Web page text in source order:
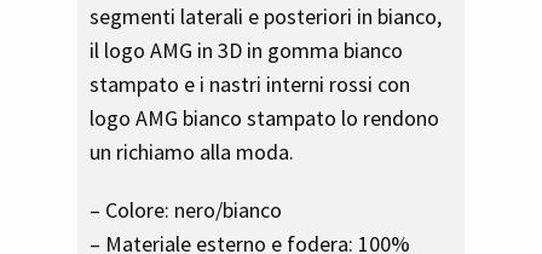
segmenti laterali e posteriori in bianco,
il logo AMG in 3D in gomma bianco
stampato e i nastri interni rossi con
logo AMG bianco stampato lo rendono
un richiamo alla moda.
– Colore: nero/bianco
– Materiale esterno e fodera: 100%